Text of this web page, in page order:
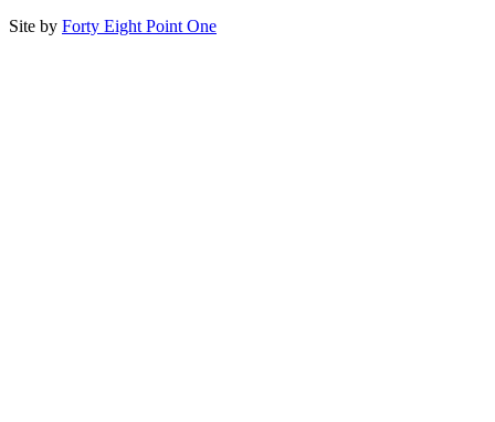
Site by Forty Eight Point One